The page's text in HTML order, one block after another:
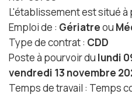
L'établissement est situé à
Emploi de : Gériatreou
Type de contrat : CDD
Poste à pourvoir du lundi
vendredi 13 novembre
Temps de travail : Temps